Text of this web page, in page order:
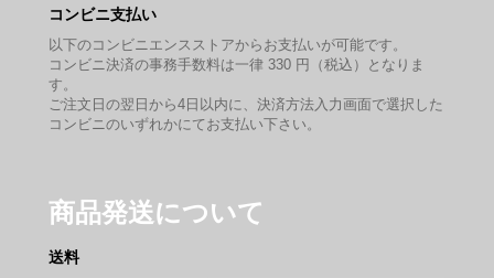
コンビニ支払い
以下のコンビニエンスストアからお支払いが可能です。
コンビニ決済の事務手数料は一律 330 円（税込）となりま
す。
ご注文日の翌日から4日以内に、決済方法入力画面で選択した
コンビニのいずれかにてお支払い下さい。
商品発送について
送料